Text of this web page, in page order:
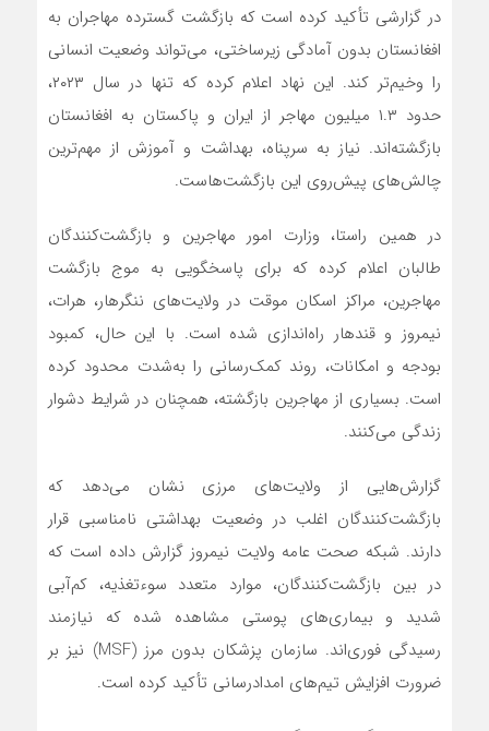
در گزارشی تأکید کرده است که بازگشت گسترده مهاجران به
افغانستان بدون آمادگی زیرساختی، می‌تواند وضعیت انسانی
را وخیم‌تر کند. این نهاد اعلام کرده که تنها در سال ۲۰۲۳،
حدود ۱.۳ میلیون مهاجر از ایران و پاکستان به افغانستان
بازگشته‌اند. نیاز به سرپناه، بهداشت و آموزش از مهم‌ترین
چالش‌های پیش‌روی این بازگشت‌هاست.
در همین راستا، وزارت امور مهاجرین و بازگشت‌کنندگان
طالبان اعلام کرده که برای پاسخگویی به موج بازگشت
مهاجرین، مراکز اسکان موقت در ولایت‌های ننگرهار، هرات،
نیمروز و قندهار راه‌اندازی شده است. با این حال، کمبود
بودجه و امکانات، روند کمک‌رسانی را به‌شدت محدود کرده
است. بسیاری از مهاجرین بازگشته، همچنان در شرایط دشوار
زندگی می‌کنند.
گزارش‌هایی از ولایت‌های مرزی نشان می‌دهد که
بازگشت‌کنندگان اغلب در وضعیت بهداشتی نامناسبی قرار
دارند. شبکه صحت عامه ولایت نیمروز گزارش داده است که
در بین بازگشت‌کنندگان، موارد متعدد سوءتغذیه، کم‌آبی
شدید و بیماری‌های پوستی مشاهده شده که نیازمند
رسیدگی فوری‌اند. سازمان پزشکان بدون مرز (MSF) نیز بر
ضرورت افزایش تیم‌های امدادرسانی تأکید کرده است.